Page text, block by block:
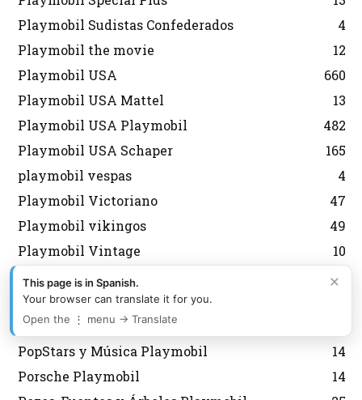
Playmobil Sudistas Confederados
4
Playmobil the movie
12
Playmobil USA
660
Playmobil USA Mattel
13
Playmobil USA Playmobil
482
Playmobil USA Schaper
165
playmobil vespas
4
Playmobil Victoriano
47
Playmobil vikingos
49
Playmobil Vintage
10
playmobil wildlife
21
Playmobil XXL
Policias Playmobil
PopStars y Música Playmobil
14
Porsche Playmobil
14
×
This page is in Spanish.
Your browser can translate it for you.
Open the ⋮ menu → Translate